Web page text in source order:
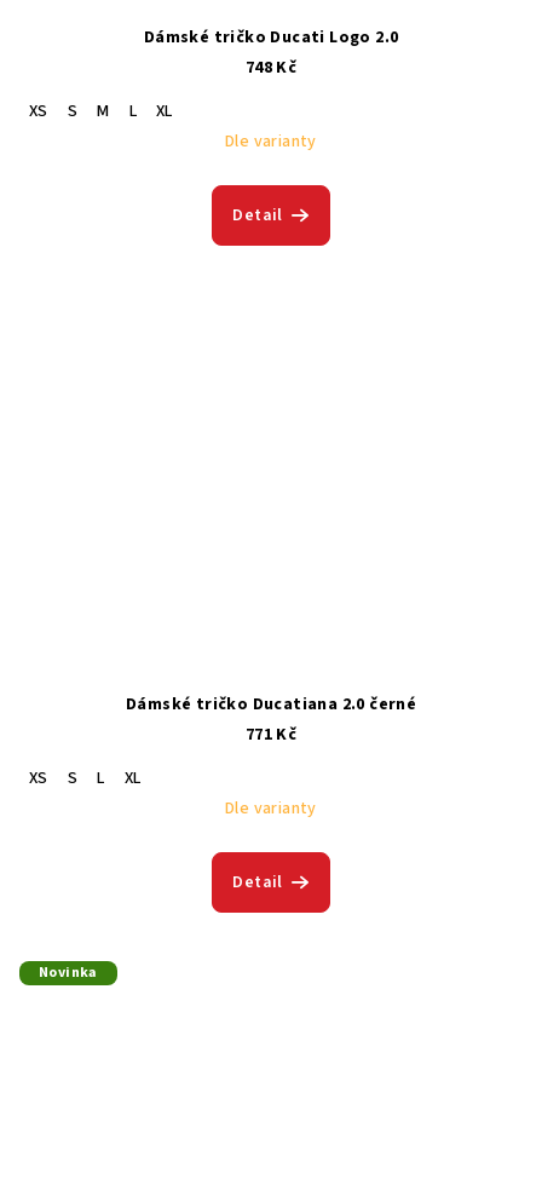
Dámské tričko Ducati Logo 2.0
748 Kč
XS
S M L
XL
Dle varianty
Detail
Dámské tričko Ducatiana 2.0 černé
771 Kč
XS
S L
XL
Dle varianty
Detail
Novinka